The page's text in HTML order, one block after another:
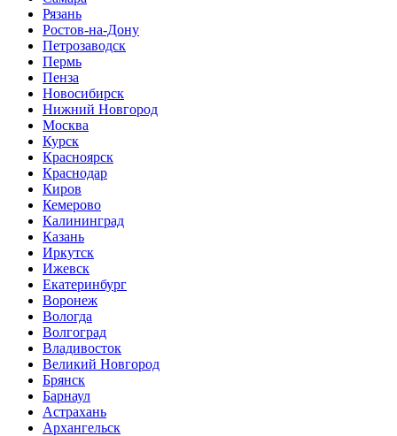
Рязань
Ростов-на-Дону
Петрозаводск
Пермь
Пенза
Новосибирск
Нижний Новгород
Москва
Курск
Красноярск
Краснодар
Киров
Кемерово
Калининград
Казань
Иркутск
Ижевск
Екатеринбург
Воронеж
Вологда
Волгоград
Владивосток
Великий Новгород
Брянск
Барнаул
Астрахань
Архангельск